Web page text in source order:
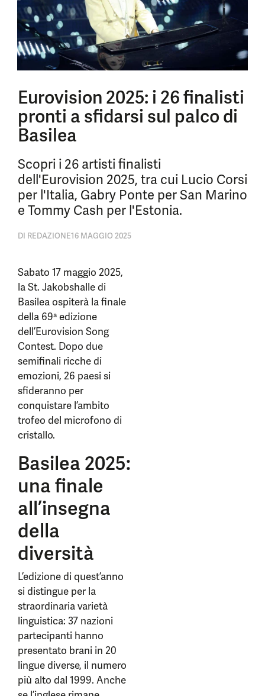
Eurovision 2025: i 26 finalisti
pronti a sfidarsi sul palco di
Basilea
Scopri i 26 artisti finalisti
dell'Eurovision 2025, tra cui Lucio Corsi
per l'Italia, Gabry Ponte per San Marino
e Tommy Cash per l'Estonia.
DI REDAZIONE16 MAGGIO 2025
Sabato 17 maggio 2025,
la St. Jakobshalle di
Basilea ospiterà la finale
della 69ª edizione
dell’Eurovision Song
Contest. Dopo due
semifinali ricche di
emozioni, 26 paesi si
sfideranno per
conquistare l’ambito
trofeo del microfono di
cristallo.
Basilea 2025:
una finale
all’insegna
della
diversità
L’edizione di quest’anno
si distingue per la
straordinaria varietà
linguistica: 37 nazioni
partecipanti hanno
presentato brani in 20
lingue diverse, il numero
più alto dal 1999. Anche